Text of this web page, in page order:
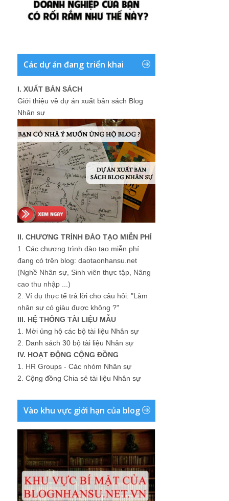
Các dự án đang triển khai
I. XUẤT BẢN SÁCH
Giới thiệu về dự án xuất bản sách Blog
Nhân sự
II. CHƯƠNG TRÌNH ĐÀO TẠO MIỄN PHÍ
1. Các chương trình đào tạo miễn phí
đang có trên blog: daotaonhansu.net
(Nghề Nhân sự, Sinh viên thực tập, Nâng
cao thu nhập ...)
2. Ví dụ thực tế trả lời cho câu hỏi: "Làm
nhân sự có giàu được không ?"
III. HỆ THỐNG TÀI LIỆU MẪU
1. Mời ủng hộ các bộ tài liệu Nhân sự
2. Danh sách 30 bộ tài liệu Nhân sự
IV. HOẠT ĐỘNG CỘNG ĐỒNG
1. HR Groups - Các nhóm Nhân sự
2. Cộng đồng Chia sẻ tài liệu Nhân sự
Vào khu vực giới hạn của blog